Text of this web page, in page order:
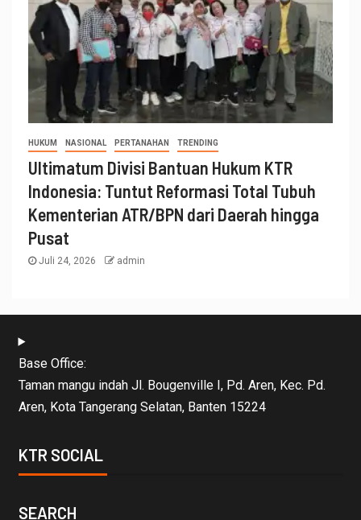
HUKUM NASIONAL PERTANAHAN TRENDING
Ultimatum Divisi Bantuan Hukum KTR
Indonesia: Tuntut Reformasi Total Tubuh
Kementerian ATR/BPN dari Daerah hingga
Pusat
Juli 24, 2026 admin
Base Office:
Taman mangu indah Jl. Bougenville I, Pd. Aren, Kec. Pd.
Aren, Kota Tangerang Selatan, Banten 15224
KTR SOCIAL
SEARCH